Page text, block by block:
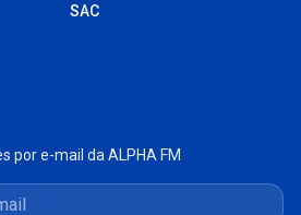
SAC
por e-mail da ALPHA FM